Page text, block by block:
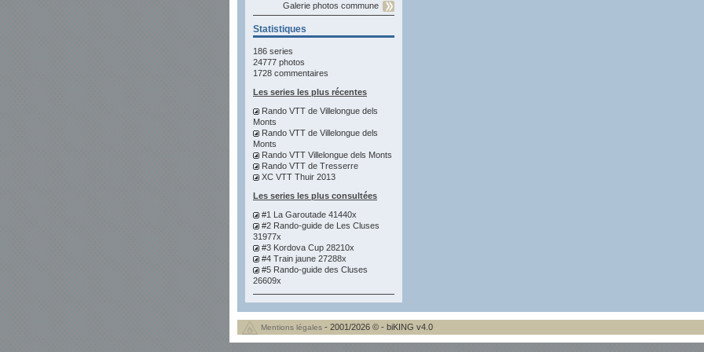
Galerie photos commune
Statistiques
186 series
24777 photos
1728 commentaires
Les series les plus récentes
Rando VTT de Villelongue dels
Monts
Rando VTT de Villelongue dels
Monts
Rando VTT Villelongue dels Monts
Rando VTT de Tresserre
XC VTT Thuir 2013
Les series les plus consultées
#1 La Garoutade 41440x
#2 Rando-guide de Les Cluses
31977x
#3 Kordova Cup 28210x
#4 Train jaune 27288x
#5 Rando-guide des Cluses
26609x
Mentions légales - 2001/2026 © - biKING v4.0